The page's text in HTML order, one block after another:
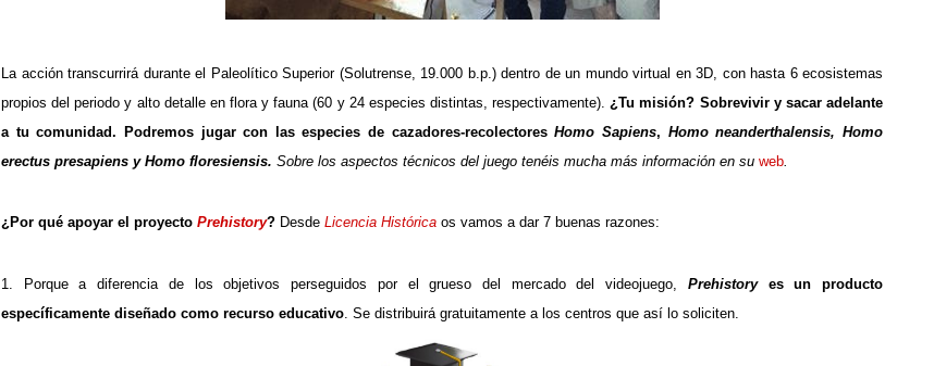
La acción transcurrirá durante el Paleolítico Superior (Solutrense, 19.000 b.p.) dentro de un mundo virtual en 3D, con hasta 6 ecosistemas
propios del periodo y alto detalle en flora y fauna (60 y 24 especies distintas, respectivamente). ¿Tu misión? Sobrevivir y sacar adelante
a tu comunidad. Podremos jugar con las especies de cazadores-recolectoresHomo Sapiens, Homo neanderthalensis, Homo
erectus presapiens y Homo floresiensis. Sobre los aspectos técnicos del juego tenéis mucha más información en su web
¿Por qué apoyar el proyecto Prehistory? Desde Licencia Histórica os vamos a dar 7 buenas razones:
1. Porque a diferencia de los objetivos perseguidos por el grueso del mercado del videojuego, Prehistoryes un producto
específicamente diseñado como recurso educativo . Se distribuirá gratuitamente a los centros que así lo soliciten.